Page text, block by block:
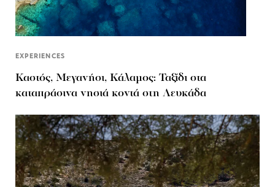
EXPERIENCES
Καστός, Μεγανήσι, Κάλαμος: Ταξίδι στα
καταπράσινα νησιά κοντά στη Λευκάδα